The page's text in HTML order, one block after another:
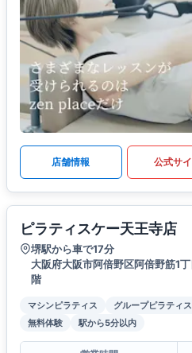
店舗情報 公式サ
ピラティスケー天王寺店
堺駅から車で17分
大阪府大阪市阿倍野区阿倍野筋1
階
マシンピラティス グループピラティス
無料体験
駅から5分以内